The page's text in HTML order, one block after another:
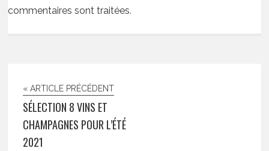
commentaires sont traitées.
« ARTICLE PRÉCÉDENT
SÉLECTION 8 VINS ET
CHAMPAGNES POUR L’ÉTÉ
2021